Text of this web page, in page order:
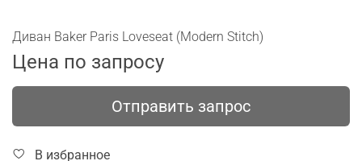
Диван Baker Paris Loveseat (Modern Stitch)
Цена по запросу
Отправить запрос
В избранное